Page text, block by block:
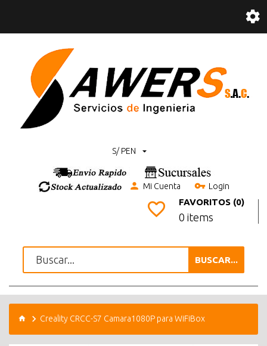
S/ PEN
Mi Cuenta Login
FAVORITOS (0)
0 items
BUSCAR...
Creality CRCC-S7 Camara1080P para WiFiBox